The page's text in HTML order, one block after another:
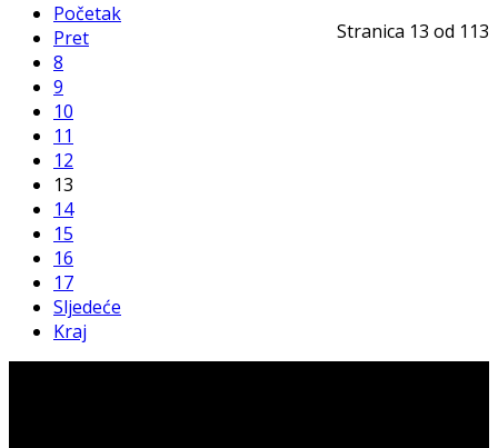
Stranica 13 od 113
Početak
Pret
8
9
10
11
12
13
14
15
16
17
Sljedeće
Kraj